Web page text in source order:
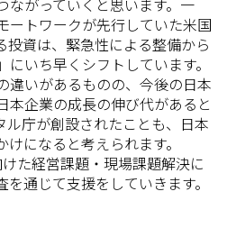
ながっていくと思います。一
ートワークが先行していた米国
資は、緊急性による整備から
にいち早くシフトしています。
違いがあるものの、今後の日本
本企業の成長の伸び代があると
ル庁が創設されたことも、日本
になると考えられます。
た経営課題・現場課題解決に
通じて支援をしていきます。